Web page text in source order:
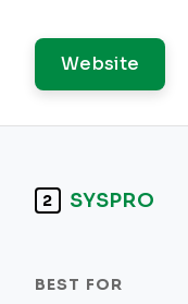
Website
2 SYSPRO